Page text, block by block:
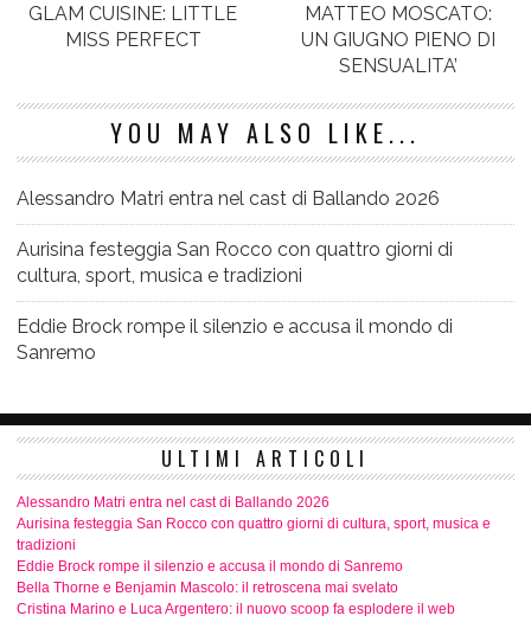
GLAM CUISINE: LITTLE
MISS PERFECT
MATTEO MOSCATO:
UN GIUGNO PIENO DI
SENSUALITA’
YOU MAY ALSO LIKE...
Alessandro Matri entra nel cast di Ballando 2026
Aurisina festeggia San Rocco con quattro giorni di
cultura, sport, musica e tradizioni
Eddie Brock rompe il silenzio e accusa il mondo di
Sanremo
ULTIMI ARTICOLI
Alessandro Matri entra nel cast di Ballando 2026
Aurisina festeggia San Rocco con quattro giorni di cultura, sport, musica e
tradizioni
Eddie Brock rompe il silenzio e accusa il mondo di Sanremo
Bella Thorne e Benjamin Mascolo: il retroscena mai svelato
Cristina Marino e Luca Argentero: il nuovo scoop fa esplodere il web